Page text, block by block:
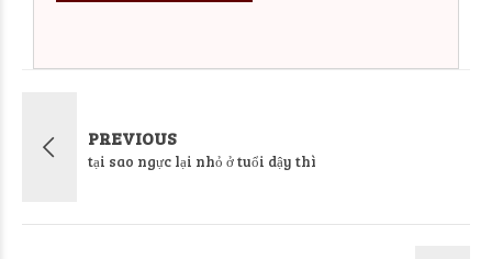
PREVIOUS
tại sao ngực lại nhỏ ở tuổi dậy thì